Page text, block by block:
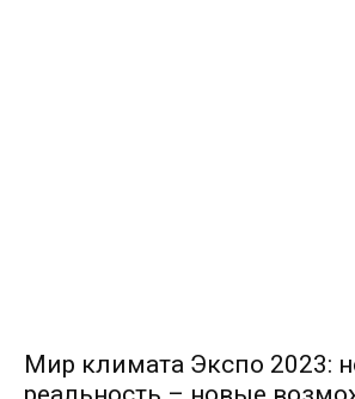
Мир климата Экспо 2023: